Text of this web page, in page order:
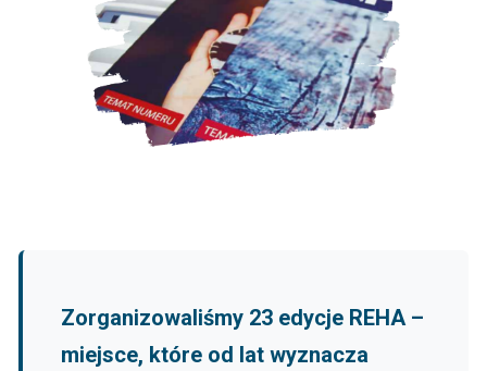
Zorganizowaliśmy 23 edycje REHA –
miejsce, które od lat wyznacza